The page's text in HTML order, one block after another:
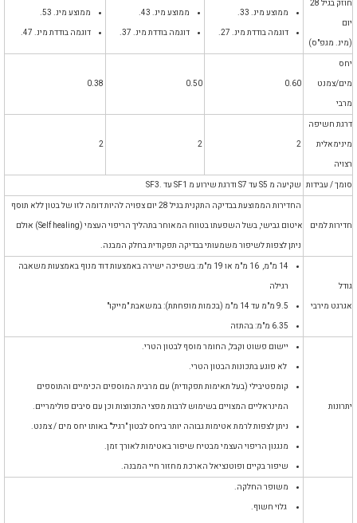
חוזק בגיל 28
יום
(מינ. מגפ"ס)
ממוצע מינ. 33.
דוגמה בודדת מינ. 27.
ממוצע מינ. 43.
דוגמה בודדת מינ. 37.
ממוצע מינ. 53.
דוגמה בודדת מינ. 47.
יחס
מים/צמנט
מרבי
דרגת חשיפה
מינימאלית
רצויה
סומך / עבידות שקיעה מ S5 עד S7 ודרגת שירוע מ SF1 עד .SF3
חדירות למים
החדירות הממוצעת בבדיקה התקנית בגיל 28 יום צפויה להיות דומה לזו של
בטון ללא תוסף
איטום גבישי, בשל השפעתו בטווח המאוחר בתהליך הריפוי
העצמי (Self healing) אולם
ניתן לצפות לשיפור משמעותי בבדיקה תפקודיתבחלק המבנה.
גודל
אגרגט מירבי
14 מ"מ, 16 מ"מ או 19 מ"מ: בשפיכה ישירה באמצעות דוד מנוף באמצעות משאבה
רגילה
9.5 מ"מ עד 14 מ"מ (בכמות מופחתת): במשאבת "מייקו"
6.35 מ"מ: בהתזה
יתרונות
יישום פשוט וקבל, החומר מוסף לבטון הטרי.
לא פוגע בתכונות הבטון הטרי.
קומפטיבילי (בעל תאימות תפקודית) עם מרבית המוספים הכימיים והתוספים
המינראליים המצויים בשימוש לרבות מפצי התכווצות וכן עם סיבים פולימריים.
ניתן לצפות לרמת אטימות גבוהה יותר ביחס לבטון "רגיל" באותו יחס מים / צמנט.
מנגנון הריפוי העצמי מבטיח שיפור באטימות לאורך זמן.
שיפור בקיים ופוטנציאל הארכת מחזור חיי המבנה.
משופר החלקה.
גלוי חשוף.